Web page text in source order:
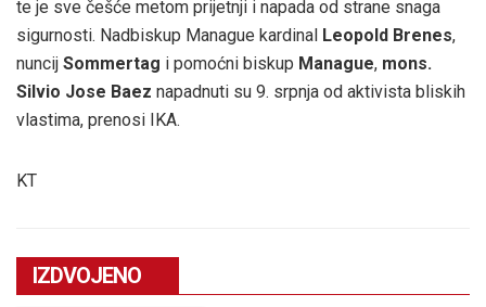
te je sve češće metom prijetnji i napada od strane snaga
sigurnosti. Nadbiskup Manague kardinal Leopold Brenes,
nuncij Sommertag i pomoćni biskup Manague, mons.
Silvio Jose Baez napadnuti su 9. srpnja od aktivista bliskih
vlastima, prenosi IKA.
KT
IZDVOJENO